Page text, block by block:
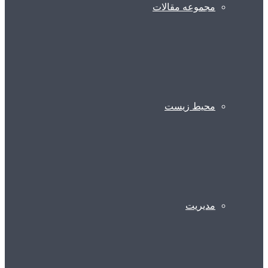
مجموعه مقالات
محیط زیست
مدیریت